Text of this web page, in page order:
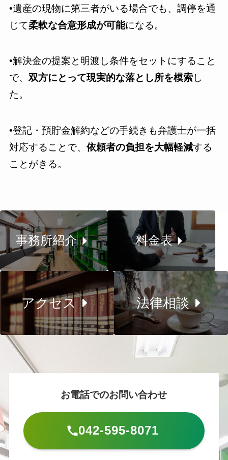
•遺産の現物に第三者がいる場合でも、調停を通
じて柔軟な合意形成が可能になる。
•解決金の提案と明渡し条件をセットにすること
で、 双方にとって現実的な落とし所を模索し
た。
•登記・預貯金解約などの手続きも弁護士が一括
対応することで、 依頼者の負担を大幅軽減する
ことがきる。
事務所紹介 料金表
アクセス 法律相談
お電話でのお問い合わせ
042-595-8071